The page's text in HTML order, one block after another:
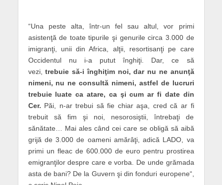
“Una peste alta, într-un fel sau altul, vor primi
asistenţă de toate tipurile şi genurile circa 3.000 de
imigranţi, unii din Africa, alţii, resortisanţi pe care
Occidentul nu i-a putut înghiţi. Dar, ce să
vezi,trebuie să-i înghiţim noi, dar nu ne anunţă
nimeni, nu ne consultă nimeni, astfel de lucruri
trebuie luate ca atare, ca şi cum ar fi date din
Cer. Păi, n-ar trebui să fie chiar aşa, cred că ar fi
trebuit să fim şi noi, nesorosiştii, întrebaţi de
sănătate… Mai ales când cei care se obligă să aibă
grijă de 3.000 de oameni amărâţi, adică LADO, va
primi un fleac de 600.000 de euro pentru prostirea
emigranţilor despre care e vorba. De unde grămada
asta de bani? De la Guvern şi din fonduri europene“,